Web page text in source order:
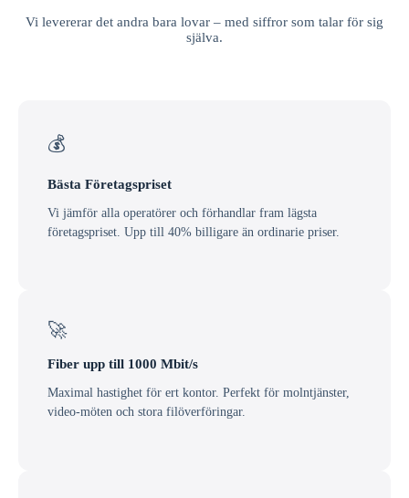
Vi levererar det andra bara lovar – med siffror som talar för sig
själva.
💰
Bästa Företagspriset
Vi jämför alla operatörer och förhandlar fram lägsta
företagspriset. Upp till 40% billigare än ordinarie priser.
🚀
Fiber upp till 1000 Mbit/s
Maximal hastighet för ert kontor. Perfekt för molntjänster,
video-möten och stora filöverföringar.